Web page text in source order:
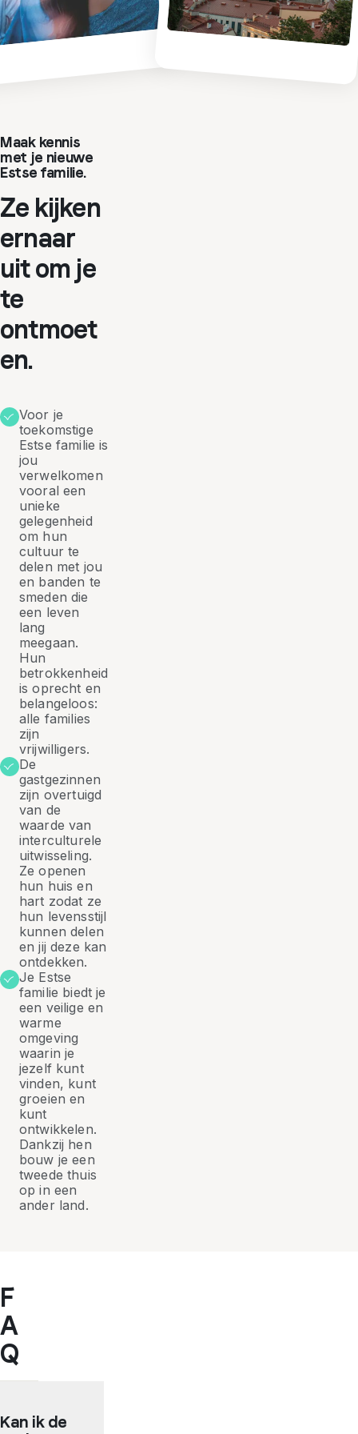
Maak kennis
met je nieuwe
Estse familie.
Ze kijken
ernaar
uit om je
te
ontmoet
en.
Voor je
toekomstige
Estse familie is
jou
verwelkomen
vooral een
unieke
gelegenheid
om hun
cultuur te
delen met jou
en banden te
smeden die
een leven
lang
meegaan.
Hun
betrokkenheid
is oprecht en
belangeloos:
alle families
zijn
vrijwilligers.
De
gastgezinnen
zijn overtuigd
van de
waarde van
interculturele
uitwisseling.
Ze openen
hun huis en
hart zodat ze
hun levensstijl
kunnen delen
en jij deze kan
ontdekken.
Je Estse
familie biedt je
een veilige en
warme
omgeving
waarin je
jezelf kunt
vinden, kunt
groeien en
kunt
ontwikkelen.
Dankzij hen
bouw je een
tweede thuis
op in een
ander land.
F
A
Q
Kan ik de